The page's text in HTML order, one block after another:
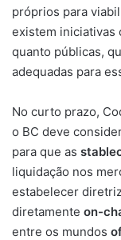
próprios para
existem iniciativas
quanto públicas,
adequadas para
No curto prazo,
o BC deve
para que as
liquidação nos
estabelecer
diretamente on-
entre os mundos